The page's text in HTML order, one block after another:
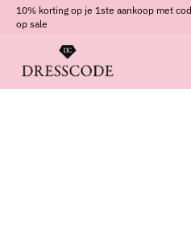
10% korting op je 1ste aankoop met
op sale